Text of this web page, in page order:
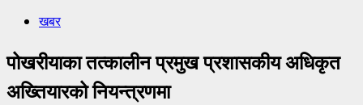
खबर
पोखरीयाका तत्कालीन प्रमुख प्रशासकीय अधिकृत
अख्तियारको नियन्त्रणमा